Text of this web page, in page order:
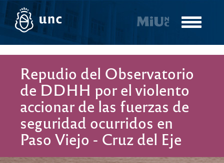
Pasar
contenido
Toggle
Repudio del Observatorio
de DDHH por el violento
accionar de las fuerzas de
seguridad ocurridos en
Paso Viejo - Cruz del Eje